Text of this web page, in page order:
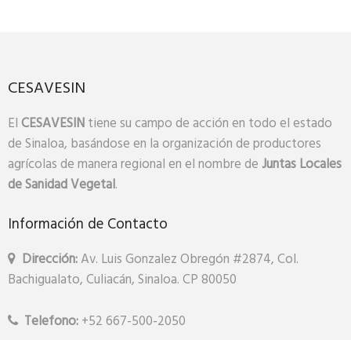
CESAVESIN
ElCESAVESINtiene su campo de acción en todo el estado
de Sinaloa, basándose en la organización de productores
agrícolas de manera regional en el nombre deJuntasLocales
de Sanidad Vegetal.
Información de Contacto
Dirección:Av. Luis Gonzalez Obregón #2874, Col.
Bachigualato, Culiacán, Sinaloa. CP 80050
Telefono:+52 667-500-2050